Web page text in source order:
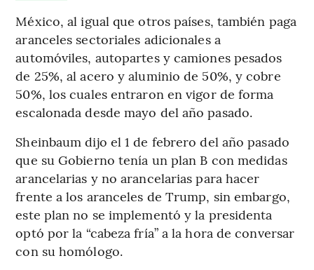
México, al igual que otros países, también paga
aranceles sectoriales adicionales a
automóviles, autopartes y camiones pesados
de 25%, al acero y aluminio de 50%, y cobre
50%, los cuales entraron en vigor de forma
escalonada desde mayo del año pasado.
Sheinbaum dijo el 1 de febrero del año pasado
que su Gobierno tenía un plan B con medidas
arancelarias y no arancelarias para hacer
frente a los aranceles de Trump, sin embargo,
este plan no se implementó y la presidenta
optó por la “cabeza fría” a la hora de conversar
con su homólogo.